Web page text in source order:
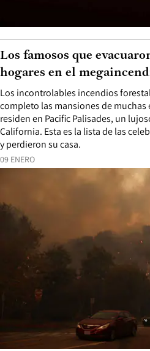
09 ENERO
Los incontrolables incendios
completo las mansiones de
residen en Pacific Palisades, un
California. Esta es la lista de las
y perdieron su casa.
Los famosos que
hogares en el